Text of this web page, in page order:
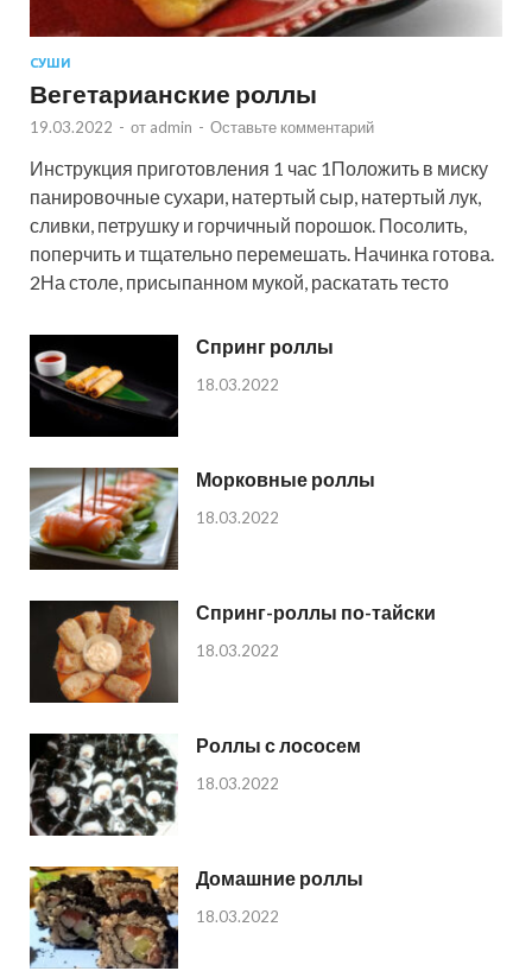
СУШИ
Вегетарианские роллы
19.03.2022 - от admin - Оставьте комментарий
Инструкция приготовления 1 час 1Положить в миску
панировочные сухари, натертый сыр, натертый лук,
сливки, петрушку и горчичный порошок. Посолить,
поперчить и тщательно перемешать. Начинка готова.
2На столе, присыпанном мукой, раскатать тесто
Спринг роллы
18.03.2022
Морковные роллы
18.03.2022
Спринг-роллы по-тайски
18.03.2022
Роллы с лососем
18.03.2022
Домашние роллы
18.03.2022